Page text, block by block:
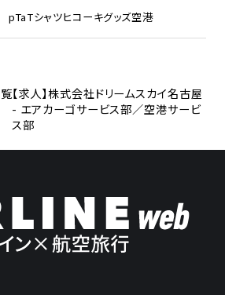
pTaTシャツヒコーキグッズ空港
【求人】株式会社ドリームスカイ名古屋
- エアカーゴサービス部／空港サービ
ス部